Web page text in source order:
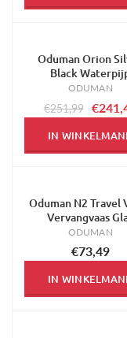
-4%Oduman Orion
Black
ODUMAN
€251,99
IN
Oduman N2 Travel
Vervangvaas
ODUMAN
€73,49
IN